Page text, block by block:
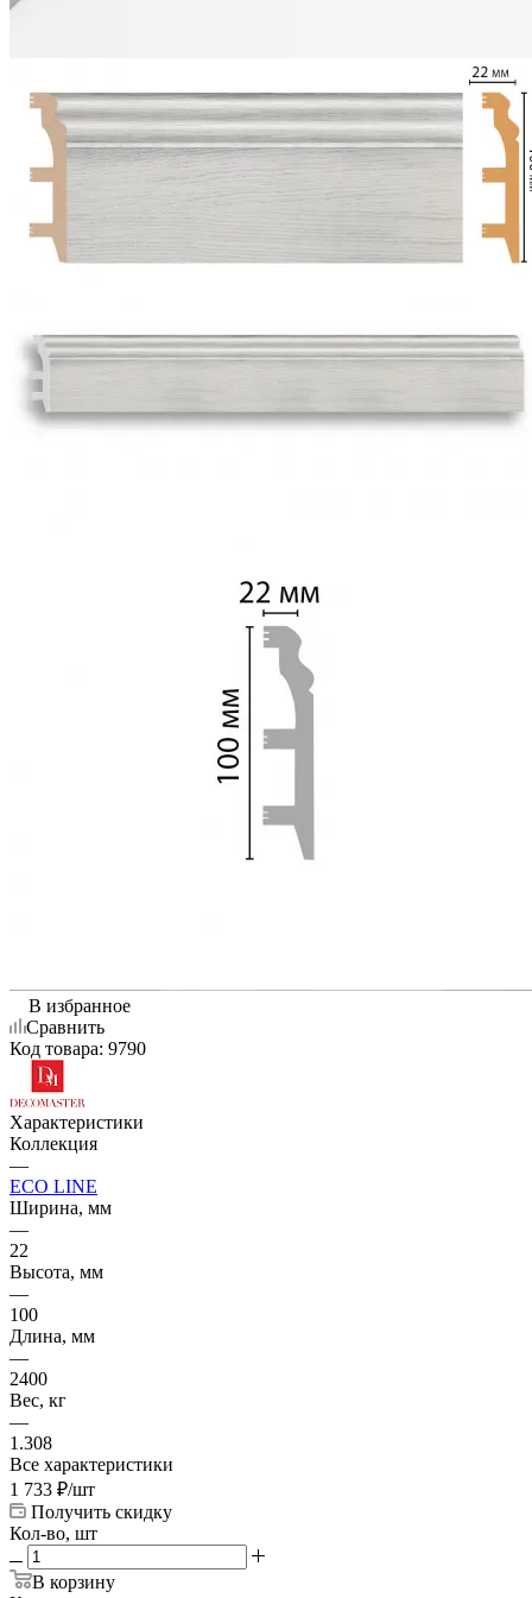
В избранное
Сравнить
Код товара: 9790
Характеристики
Коллекция
—
ECO LINE
Ширина, мм
—
22
Высота, мм
—
100
Длина, мм
—
2400
Вес, кг
—
1.308
Все характеристики
1 733 ₽/шт
Получить скидку
Кол-во, шт
В корзину